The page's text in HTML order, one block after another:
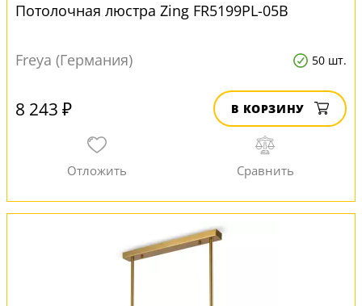
Потолочная люстра Zing FR5199PL-05B
Freya (Германия) 50 шт.
8 243 ₽ В КОРЗИНУ